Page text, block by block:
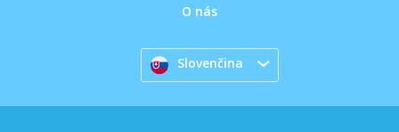
O nás
Slovenčina